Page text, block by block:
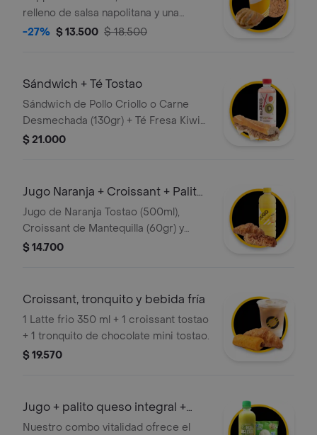
relleno de salsa napolitana y una
Galleta Chocochips (50gr)
-27% $ 13.500 $ 18.500
Sándwich + Té Tostao
Sándwich de Pollo Criollo o Carne
Desmechada (130gr) + Té Fresa Kiwi
(400ml) O Té Blanco Piña Mangostino
$ 21.000
Jugo Naranja + Croissant + Palito
Q Mini
Jugo de Naranja Tostao (500ml),
Croissant de Mantequilla (60gr) y
Palito de Queso Mini
$ 14.700
Croissant, tronquito y bebida fría
1 Latte frio 350 ml + 1 croissant tostao
+ 1 tronquito de chocolate mini tostao.
$ 19.570
Jugo + palito queso integral +
queso
Nuestro combo vitalidad ofrece el